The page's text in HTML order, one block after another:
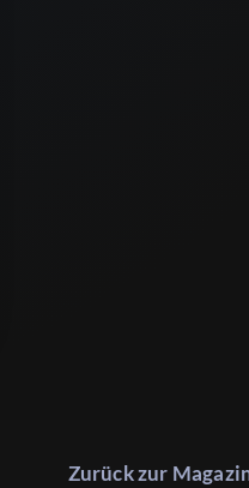
Zurück zur